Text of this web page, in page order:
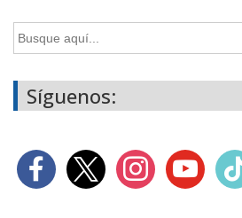
Buscar:
Síguenos: